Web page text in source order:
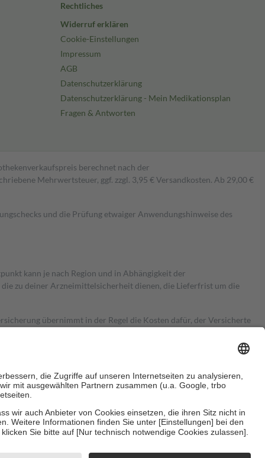
Rechtliches
Widerruf erklären
Cookie-Einstellungen
Impressum
AGB
Datenschutzerklärung
Datenschutzerklärung - Mein Medikationsplan
Fragen & Antworten
berechnet nach der
Mehrwertsteuer, ggf. zzgl. 3,95 € Versandkosten. Ab 29,00 €
und die Prüfung etwaiger Anwendungshinweise des
kann je nach Region und in Abhängigkeit der
zu deiner Arzneimittelsicherheit dienen, die Lieferfrist um die
übernimmt in der Regel die Kosten dafür, der Versicherte
Es sind jedoch nie mehr als die tatsächlichen Kosten der Leistung
Zuzahlungen